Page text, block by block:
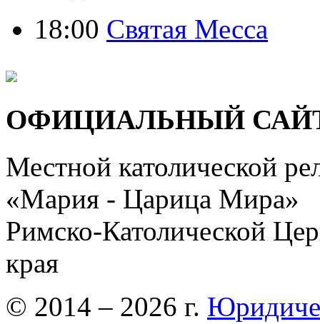
18:00 Святая Месса
ОФИЦИАЛЬНЫЙ
Местной католической
«Мария - Царица Мира»
Римско-Католической
края
© 2014 – 2026 г.